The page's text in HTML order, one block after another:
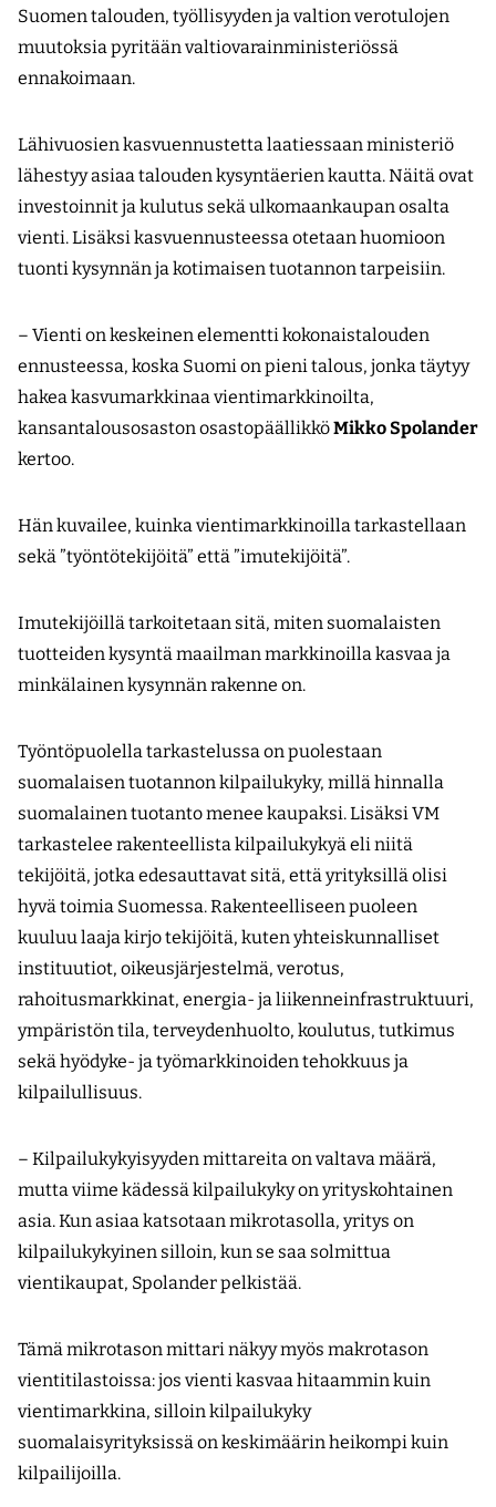
Suomen talouden, työllisyyden ja valtion verotulojen
muutoksia pyritään valtiovarainministeriössä
ennakoimaan.
Lähivuosien kasvuennustetta laatiessaan ministeriö
lähestyy asiaa talouden kysyntäerien kautta. Näitä ovat
investoinnit ja kulutus sekä ulkomaankaupan osalta
vienti. Lisäksi kasvuennusteessa otetaan huomioon
tuonti kysynnän ja kotimaisen tuotannon tarpeisiin.
– Vienti on keskeinen elementti kokonaistalouden
ennusteessa, koska Suomi on pieni talous, jonka täytyy
hakea kasvumarkkinaa vientimarkkinoilta,
kansantalousosaston osastopäällikköMikko Spolander
kertoo.
Hän kuvailee, kuinka vientimarkkinoilla tarkastellaan
sekä ”työntötekijöitä” että ”imutekijöitä”.
Imutekijöillä tarkoitetaan sitä, miten suomalaisten
tuotteiden kysyntä maailman markkinoilla kasvaa ja
minkälainen kysynnän rakenne on.
Työntöpuolella tarkastelussa on puolestaan
suomalaisen tuotannon kilpailukyky, millä hinnalla
suomalainen tuotanto menee kaupaksi. Lisäksi VM
tarkastelee rakenteellista kilpailukykyä eli niitä
tekijöitä, jotka edesauttavat sitä, että yrityksillä olisi
hyvä toimia Suomessa. Rakenteelliseen puoleen
kuuluu laaja kirjo tekijöitä, kuten yhteiskunnalliset
instituutiot, oikeusjärjestelmä, verotus,
rahoitusmarkkinat, energia- ja liikenneinfrastruktuuri,
ympäristön tila, terveydenhuolto, koulutus, tutkimus
sekä hyödyke- ja työmarkkinoiden tehokkuus ja
kilpailullisuus.
– Kilpailukykyisyyden mittareita on valtava määrä,
mutta viime kädessä kilpailukyky on yrityskohtainen
asia. Kun asiaa katsotaan mikrotasolla, yritys on
kilpailukykyinen silloin, kun se saa solmittua
vientikaupat, Spolander pelkistää.
Tämä mikrotason mittari näkyy myös makrotason
vientitilastoissa: jos vienti kasvaa hitaammin kuin
vientimarkkina, silloin kilpailukyky
suomalaisyrityksissä on keskimäärin heikompi kuin
kilpailijoilla.